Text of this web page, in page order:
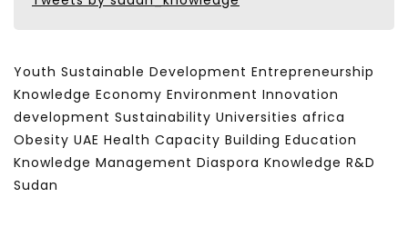
Youth Sustainable Development Entrepreneurship
Knowledge Economy Environment Innovation
development Sustainability Universities africa
Obesity UAE Health Capacity Building Education
Knowledge Management Diaspora Knowledge R&D
Sudan